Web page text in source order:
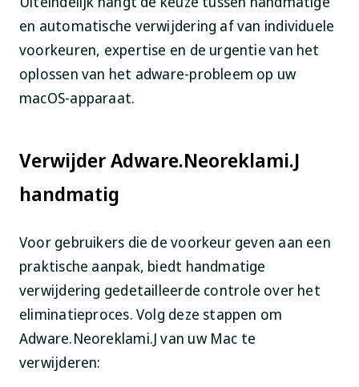
en automatische verwijdering af van individuele
voorkeuren, expertise en de urgentie van het
oplossen van het adware-probleem op uw
macOS-apparaat.
Verwijder Adware.Neoreklami.J
handmatig
Voor gebruikers die de voorkeur geven aan een
praktische aanpak, biedt handmatige
verwijdering gedetailleerde controle over het
eliminatieproces. Volg deze stappen om
Adware.Neoreklami.J van uw Mac te
verwijderen: